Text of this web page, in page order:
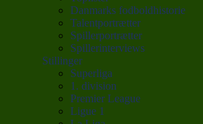
Danmarks fodboldhistorie
Talentportrætter
Spillerportrætter
Spillerinterviews
Stillinger
Superliga
1. division
Premier League
Ligue 1